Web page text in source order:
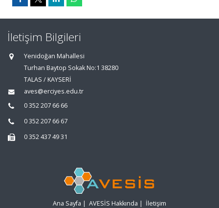
İletişim Bilgileri
Yenidoğan Mahallesi
Turhan Baytop Sokak No:1 38280
TALAS / KAYSERİ
aves@erciyes.edu.tr
0 352 207 66 66
0 352 207 66 67
0 352 437 49 31
Ana Sayfa | AVESİS Hakkında | İletişim